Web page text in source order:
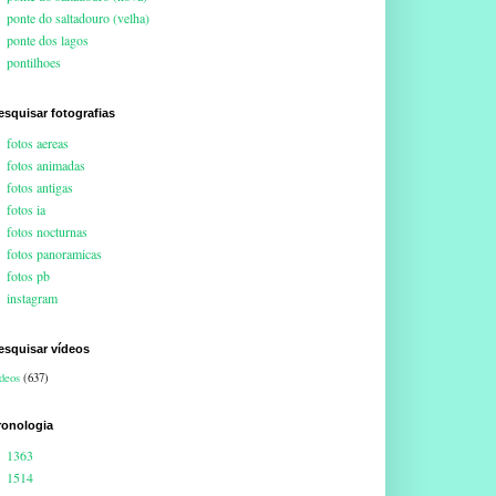
ponte do saltadouro (velha)
ponte dos lagos
pontilhoes
fotografias
fotos aereas
fotos animadas
fotos antigas
fotos ia
fotos nocturnas
fotos panoramicas
fotos pb
instagram
vídeos
(637)
1363
1514